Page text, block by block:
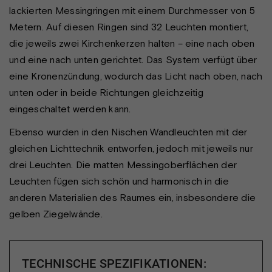
lackierten Messingringen mit einem Durchmesser von 5
Metern. Auf diesen Ringen sind 32 Leuchten montiert,
die jeweils zwei Kirchenkerzen halten – eine nach oben
und eine nach unten gerichtet. Das System verfügt über
eine Kronenzündung, wodurch das Licht nach oben, nach
unten oder in beide Richtungen gleichzeitig
eingeschaltet werden kann.
Ebenso wurden in den Nischen Wandleuchten mit der
gleichen Lichttechnik entworfen, jedoch mit jeweils nur
drei Leuchten. Die matten Messingoberflächen der
Leuchten fügen sich schön und harmonisch in die
anderen Materialien des Raumes ein, insbesondere die
gelben Ziegelwände.
TECHNISCHE SPEZIFIKATIONEN: